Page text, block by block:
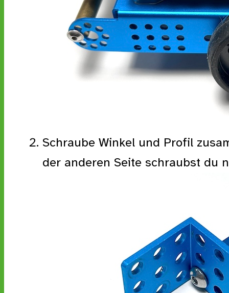
Schraube Winkel und Profil
der anderen Seite schraubst du